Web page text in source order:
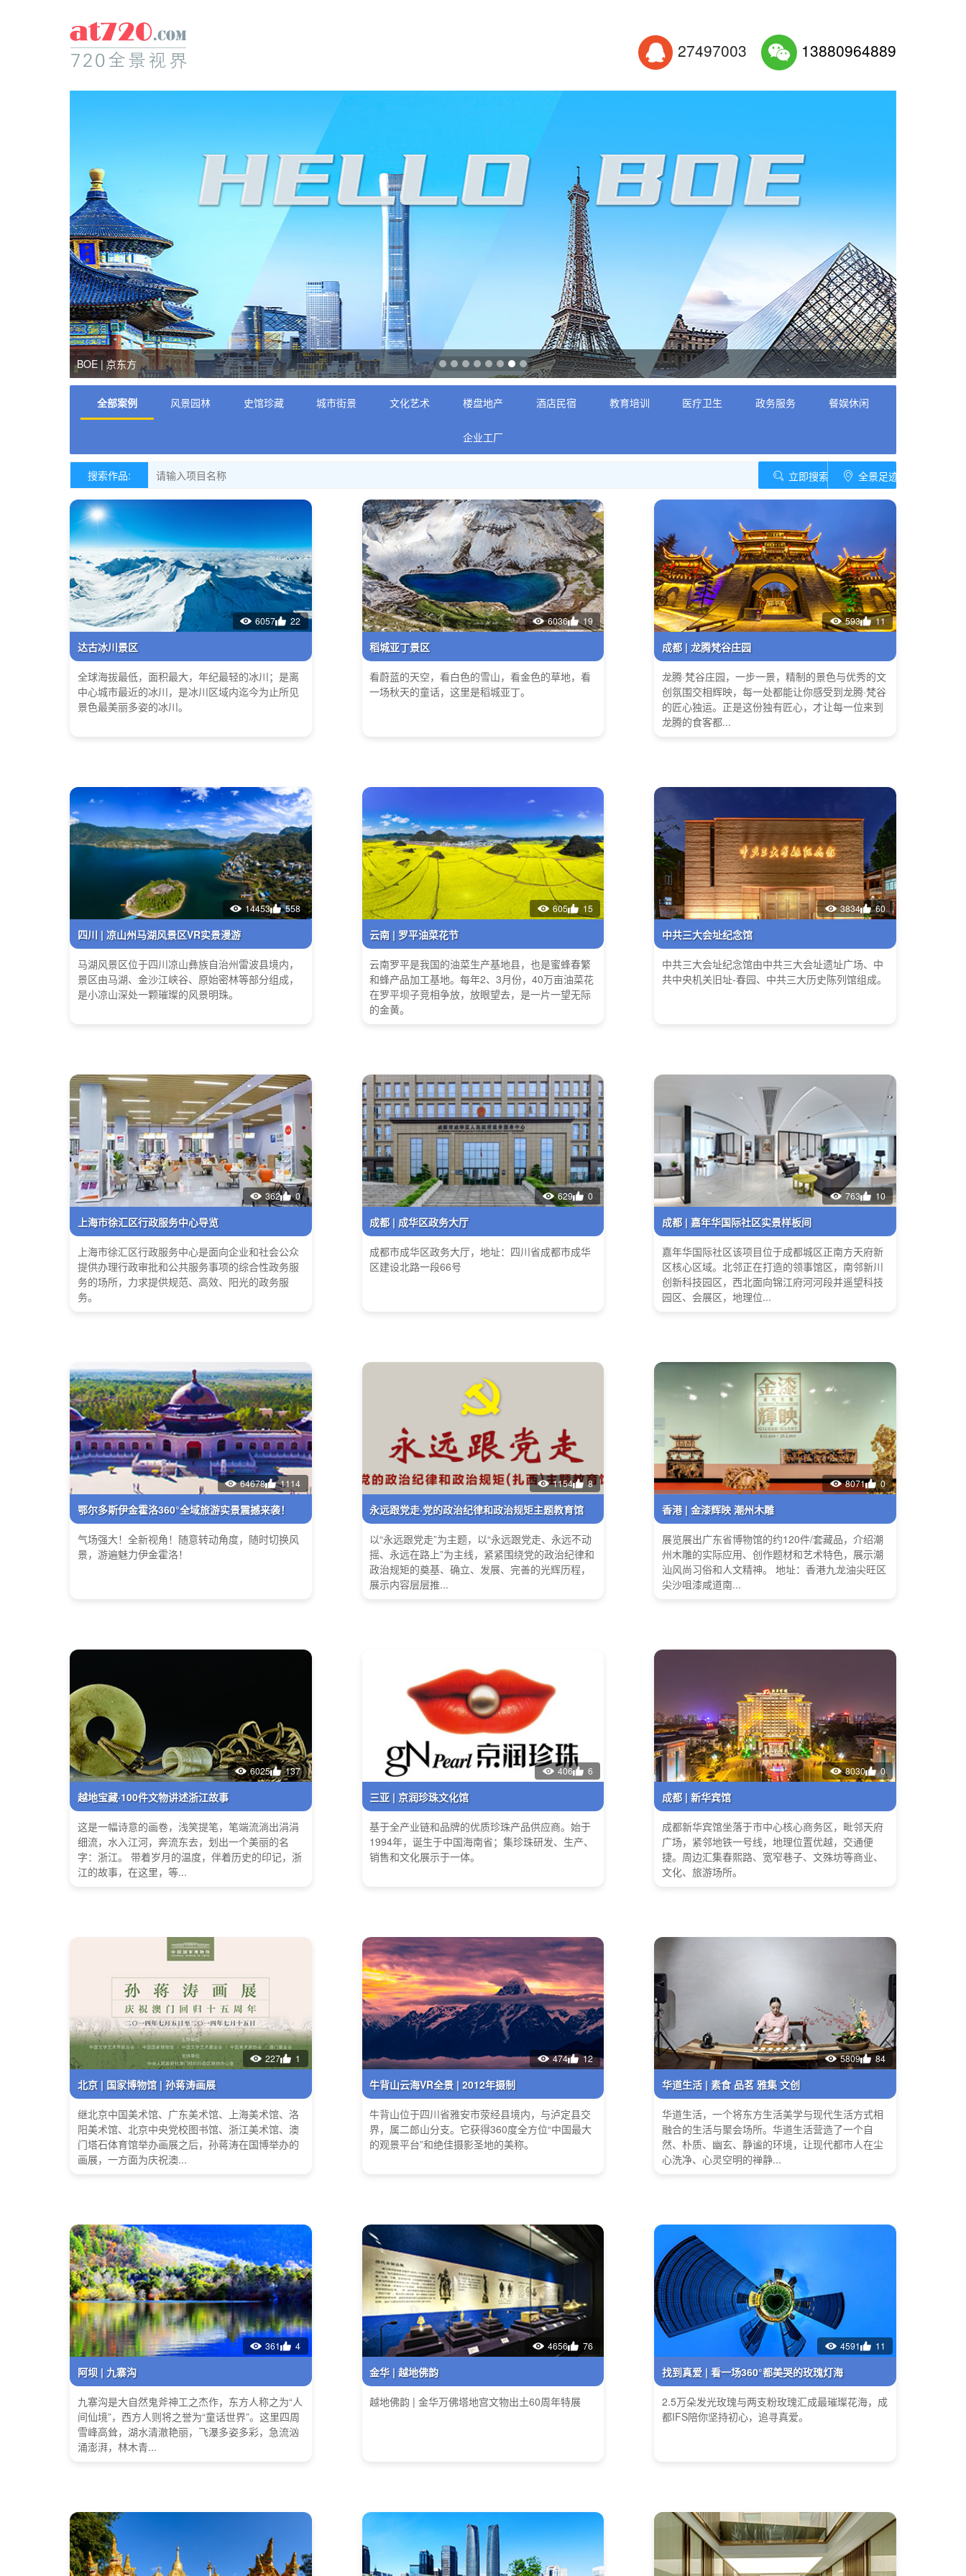
13880964889
27497003
香港 | 金漆辉映 潮州木雕
全部案例 风景园林 史馆珍藏 城市街景 文化艺术 楼盘地产 酒店民宿 教育培训 医疗卫生 政务服务 餐娱休闲
企业工厂
搜索作品: 立即搜索 全景足迹
6057 22
达古冰川景区
全球海拔最低，面积最大，年纪最轻的冰川；是离
中心城市最近的冰川，是冰川区域内迄今为止所见
景色最美丽多姿的冰川。
6036 19
稻城亚丁景区
看蔚蓝的天空，看白色的雪山，看金色的草地，看
一场秋天的童话，这里是稻城亚丁。
593 11
成都 | 龙腾梵谷庄园
龙腾·梵谷庄园，一步一景，精制的景色与优秀的文
创氛围交相辉映，每一处都能让你感受到龙腾·梵谷
的匠心独运。正是这份独有匠心，才让每一位来到
龙腾的食客都...
14453 558
四川 | 凉山州马湖风景区VR实景漫游
马湖风景区位于四川凉山彝族自治州雷波县境内，
景区由马湖、金沙江峡谷、原始密林等部分组成，
是小凉山深处一颗璀璨的风景明珠。
605 15
云南 | 罗平油菜花节
云南罗平是我国的油菜生产基地县，也是蜜蜂春繁
和蜂产品加工基地。每年2、3月份，40万亩油菜花
在罗平坝子竞相争放，放眼望去，是一片一望无际
的金黄。
3834 60
中共三大会址纪念馆
中共三大会址纪念馆由中共三大会址遗址广场、中
共中央机关旧址-春园、中共三大历史陈列馆组成。
362 0
上海市徐汇区行政服务中心导览
上海市徐汇区行政服务中心是面向企业和社会公众
提供办理行政审批和公共服务事项的综合性政务服
务的场所，力求提供规范、高效、阳光的政务服
务。
629 0
成都 | 成华区政务大厅
成都市成华区政务大厅，地址：四川省成都市成华
区建设北路一段66号
763 10
成都 | 嘉年华国际社区实景样板间
嘉年华国际社区该项目位于成都城区正南方天府新
区核心区域。北邻正在打造的领事馆区，南邻新川
创新科技园区，西北面向锦江府河河段并遥望科技
园区、会展区，地理位...
64678 1114
鄂尔多斯伊金霍洛360°全域旅游实景震撼来袭！
气场强大！全新视角！随意转动角度，随时切换风
景，游遍魅力伊金霍洛！
1154 8
永远跟党走·党的政治纪律和政治规矩主题教育馆
以“永远跟党走”为主题，以“永远跟党走、永远不动
摇、永远在路上”为主线，紧紧围绕党的政治纪律和
政治规矩的奠基、确立、发展、完善的光辉历程，
展示内容层层推...
8071 0
香港 | 金漆辉映 潮州木雕
展览展出广东省博物馆的约120件/套藏品，介绍潮
州木雕的实际应用、创作题材和艺术特色，展示潮
汕风尚习俗和人文精神。 地址：香港九龙油尖旺区
尖沙咀漆咸道南...
6025 137
越地宝藏·100件文物讲述浙江故事
这是一幅诗意的画卷，浅笑提笔，笔端流淌出涓涓
细流，水入江河，奔流东去，划出一个美丽的名
字：浙江。 带着岁月的温度，伴着历史的印记，浙
江的故事，在这里，等...
406 6
三亚 | 京润珍珠文化馆
基于全产业链和品牌的优质珍珠产品供应商。始于
1994年，诞生于中国海南省；集珍珠研发、生产、
销售和文化展示于一体。
8030 0
成都 | 新华宾馆
成都新华宾馆坐落于市中心核心商务区，毗邻天府
广场，紧邻地铁一号线，地理位置优越，交通便
捷。周边汇集春熙路、宽窄巷子、文殊坊等商业、
文化、旅游场所。
227 1
北京 | 国家博物馆 | 孙蒋涛画展
继北京中国美术馆、广东美术馆、上海美术馆、洛
阳美术馆、北京中央党校图书馆、浙江美术馆、澳
门塔石体育馆举办画展之后，孙蒋涛在国博举办的
画展，一方面为庆祝澳...
474 12
牛背山云海VR全景 | 2012年摄制
牛背山位于四川省雅安市荥经县境内，与泸定县交
界，属二郎山分支。它获得360度全方位“中国最大
的观景平台”和绝佳摄影圣地的美称。
5809 84
华道生活 | 素食 品茗 雅集 文创
华道生活，一个将东方生活美学与现代生活方式相
融合的生活与聚会场所。华道生活营造了一个自
然、朴质、幽玄、静谧的环境，让现代都市人在尘
心洗净、心灵空明的禅静...
361 4
阿坝 | 九寨沟
九寨沟是大自然鬼斧神工之杰作，东方人称之为“人
间仙境”，西方人则将之誉为“童话世界”。这里四周
雪峰高耸，湖水清澈艳丽，飞瀑多姿多彩，急流汹
涌澎湃，林木青...
4656 76
金华 | 越地佛韵
越地佛韵 | 金华万佛塔地宫文物出土60周年特展
4591 11
找到真爱 | 看一场360°都美哭的玫瑰灯海
2.5万朵发光玫瑰与两支粉玫瑰汇成最璀璨花海，成
都IFS陪你坚持初心，追寻真爱。